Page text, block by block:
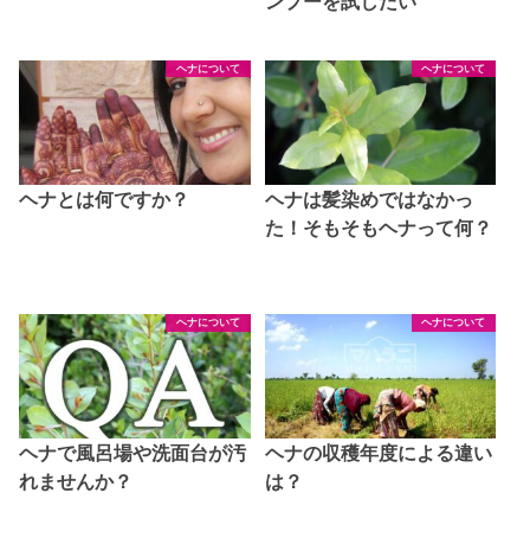
ヘナについて
ヘナとは何ですか？
ヘナについて
ヘナは髪染めではなかっ
た！そもそもヘナって何？
ヘナについて
ヘナで風呂場や洗面台が汚
れませんか？
ヘナについて
ヘナの収穫年度による違い
は？